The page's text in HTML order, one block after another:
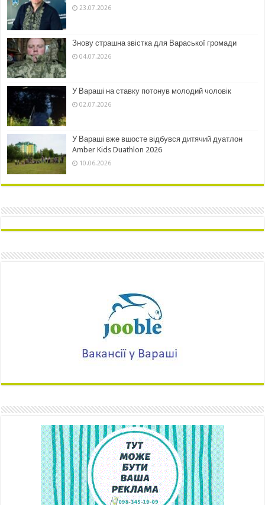
23.07.2026
Знову страшна звістка для Вараської громади
04.07.2026
У Вараші на ставку потонув молодий чоловік
02.07.2026
У Вараші вже вшосте відбувся дитячий дуатлон
Amber Kids Duathlon 2026
10.06.2026